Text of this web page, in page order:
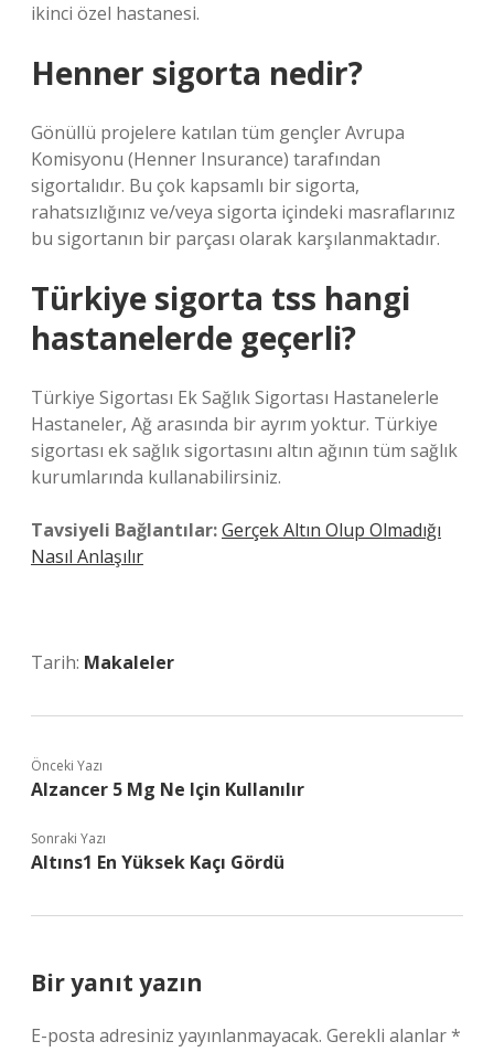
ikinci özel hastanesi.
Henner sigorta nedir?
Gönüllü projelere katılan tüm gençler Avrupa
Komisyonu (Henner Insurance) tarafından
sigortalıdır. Bu çok kapsamlı bir sigorta,
rahatsızlığınız ve/veya sigorta içindeki masraflarınız
bu sigortanın bir parçası olarak karşılanmaktadır.
Türkiye sigorta tss hangi
hastanelerde geçerli?
Türkiye Sigortası Ek Sağlık Sigortası Hastanelerle
Hastaneler, Ağ arasında bir ayrım yoktur. Türkiye
sigortası ek sağlık sigortasını altın ağının tüm sağlık
kurumlarında kullanabilirsiniz.
Tavsiyeli Bağlantılar:Gerçek Altın Olup Olmadığı
Nasıl Anlaşılır
Tarih: Makaleler
Önceki Yazı
Alzancer 5 Mg Ne Için Kullanılır
Sonraki Yazı
Altıns1 En Yüksek Kaçı Gördü
Bir yanıt yazın
E-posta adresiniz yayınlanmayacak. Gerekli alanlar*